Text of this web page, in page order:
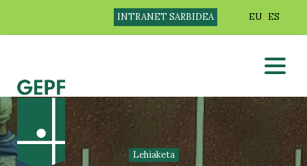
INTRANET SARBIDEA EU ES
Lehiaketa